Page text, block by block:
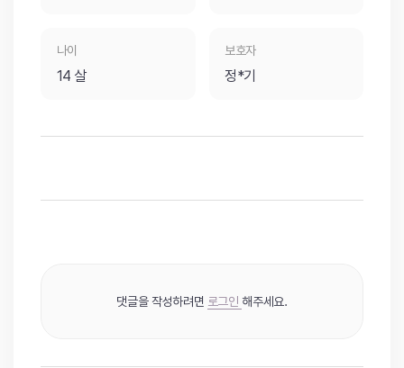
나이
14 살
보호자
정*기
댓글을 작성하려면 로그인 해주세요.